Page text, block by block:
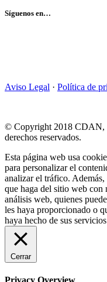
Síguenos en…
Aviso Legal · Política de
© Copyright 2018 CDAN,
derechos reservados.
Esta página web usa
para personalizar el
analizar el tráfico.
que haga del sitio web con
análisis web, quienes
les haya proporcionado o
haya hecho de sus
Cerrar
Privacy Overview